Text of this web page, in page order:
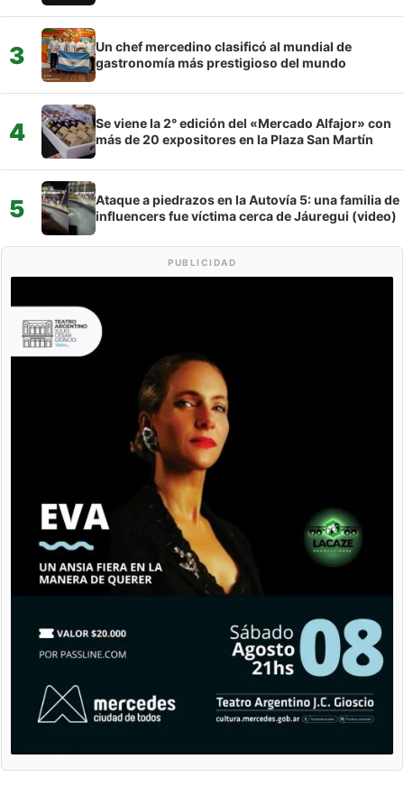
3
Un chef mercedino clasificó al mundial de
gastronomía más prestigioso del mundo
4
Se viene la 2° edición del «Mercado Alfajor» con
más de 20 expositores en la Plaza San Martín
5
Ataque a piedrazos en la Autovía 5: una familia de
influencers fue víctima cerca de Jáuregui (video)
PUBLICIDAD